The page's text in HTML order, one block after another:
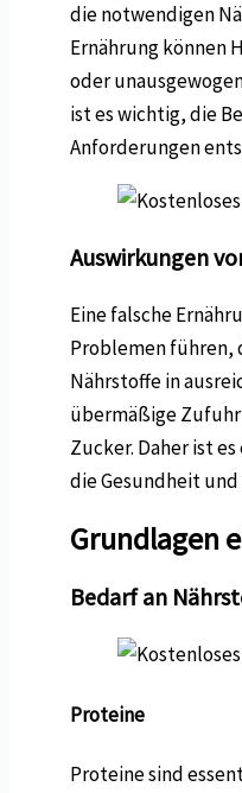
die notwendigen
Ernährung können
oder
ist es wichtig, die
Anforderungen
Auswirkungen
Eine falsche
Problemen führen,
Nährstoffe in
übermäßige
Zucker. Daher ist
die Gesundheit
Grundlagen
Bedarf an
Proteine
Proteine sind